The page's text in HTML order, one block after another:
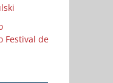
Festival de